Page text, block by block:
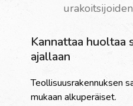
Kannattaa huoltaa
ajallaan
Teollisuusrakennuksen
mukaan alkuperäiset.